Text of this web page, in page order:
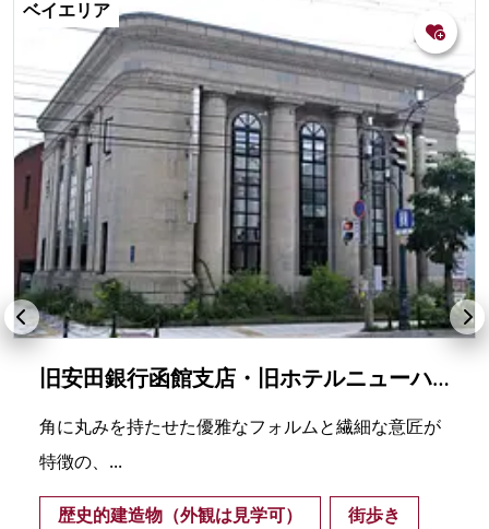
ベイエリア
旧安田銀行函館支店・旧ホテルニューハコダテ（ホテルHakoBA函館）
角に丸みを持たせた優雅なフォルムと繊細な意匠が
特徴の、...
歴史的建造物（外観は見学可）
街歩き